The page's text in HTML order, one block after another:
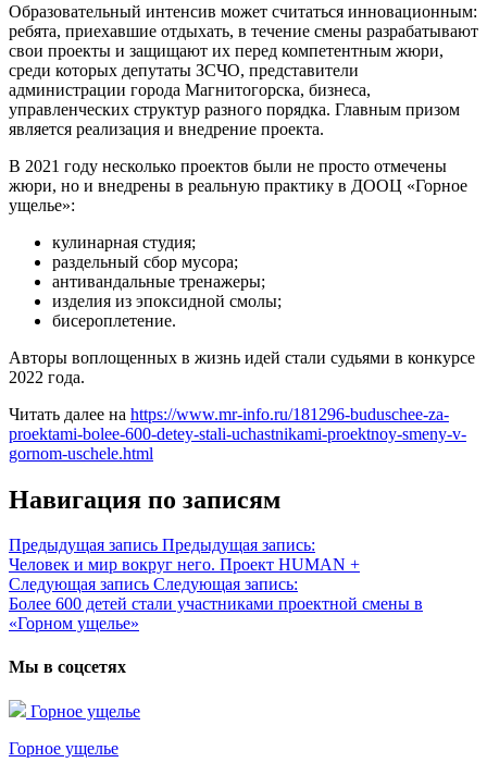
Образовательный интенсив может считаться инновационным:
ребята, приехавшие отдыхать, в течение смены разрабатывают
свои проекты и защищают их перед компетентным жюри,
среди которых депутаты ЗСЧО, представители
администрации города Магнитогорска, бизнеса,
управленческих структур разного порядка. Главным призом
является реализация и внедрение проекта.
В 2021 году несколько проектов были не просто отмечены
жюри, но и внедрены в реальную практику в ДООЦ «Горное
ущелье»:
кулинарная студия;
раздельный сбор мусора;
антивандальные тренажеры;
изделия из эпоксидной смолы;
бисероплетение.
Авторы воплощенных в жизнь идей стали судьями в конкурсе
2022 года.
Читать далее на https://www.mr-info.ru/181296-buduschee-za-
proektami-bolee-600-detey-stali-uchastnikami-proektnoy-smeny-v-
gornom-uschele.html
Навигация по записям
Предыдущая запись Предыдущая запись:
Человек и мир вокруг него. Проект HUMAN +
Следующая запись Следующая запись:
Более 600 детей стали участниками проектной смены в
«Горном ущелье»
Мы в соцсетях
Горное ущелье
Горное ущелье